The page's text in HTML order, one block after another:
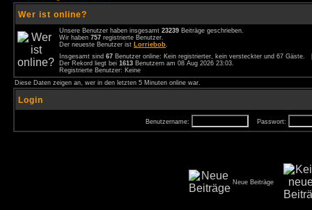
Wer ist online?
Unsere Benutzer haben insgesamt 23239 Beiträge geschrieben.
Wir haben 757 registrierte Benutzer.
Der neueste Benutzer ist Lorriebob.
Insgesamt sind 67 Benutzer online: Kein registrierter, kein versteckter und 67
Der Rekord liegt bei 1613 Benutzern am 08 Aug 2026 23:03.
Registrierte Benutzer: Keine
Diese Daten zeigen an, wer in den letzten 5 Minuten online war.
Login
Benutzername: Passwort:
Neue Beiträge